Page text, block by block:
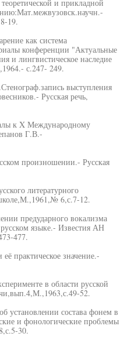
и прикладной
19.
как система
конференции "Актуальные
и лингвистическое наследие
с.247- 249.
выступления
Русская речь,
к X Международному
Г.В.-
произношении.- Русская
литературного
6,с.7-12.
предударного вокализма
языке.- Известия АН
477.
практическое значение.-
в области русской
52.
установлении состава фонем в
и фонологические проблемы
30.